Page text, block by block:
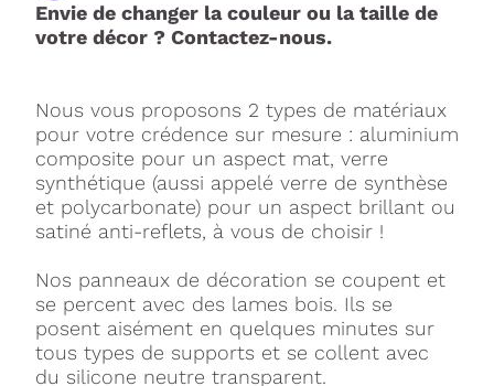
Envie de changer la couleur ou la taille de
votre décor ? Contactez-nous.
Nous vous proposons 2 types de matériaux
pour votre crédence sur mesure : aluminium
composite pour un aspect mat, verre
synthétique (aussi appelé verre de synthèse
et polycarbonate) pour un aspect brillant ou
satiné anti-reflets, à vous de choisir !
Nos panneaux de décoration se coupent et
se percent avec des lames bois. Ils se
posent aisément en quelques minutes sur
tous types de supports et se collent avec
du silicone neutre transparent.